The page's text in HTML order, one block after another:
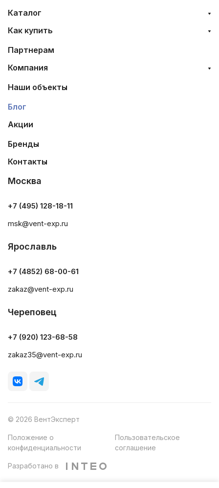
Каталог
Как купить
Партнерам
Компания
Наши объекты
Блог
Акции
Бренды
Контакты
Москва
+7 (495) 128-18-11
msk@vent-exp.ru
Ярославль
+7 (4852) 68-00-61
zakaz@vent-exp.ru
Череповец
+7 (920) 123-68-58
zakaz35@vent-exp.ru
© 2026 ВентЭксперт
Положение о
конфиденциальности
Пользовательское
соглашение
Разработано в